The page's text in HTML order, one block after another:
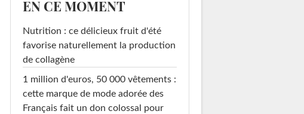
EN CE MOMENT
Nutrition : ce délicieux fruit d'été
favorise naturellement la production
de collagène
1 million d'euros, 50 000 vêtements :
cette marque de mode adorée des
Français fait un don colossal pour